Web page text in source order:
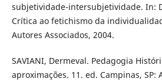
subjetividade-intersubjetividade. In:
Crítica ao fetichismo da
Autores Associados, 2004.
SAVIANI, Dermeval. Pedagogia
aproximações. 11. ed. Campinas, SP: